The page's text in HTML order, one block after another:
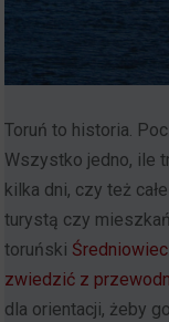
Toruń to historia.
Wszystko jedno, ile
kilka dni, czy też
turystą czy
toruński
zwiedzić z
dla orientacji, żeby